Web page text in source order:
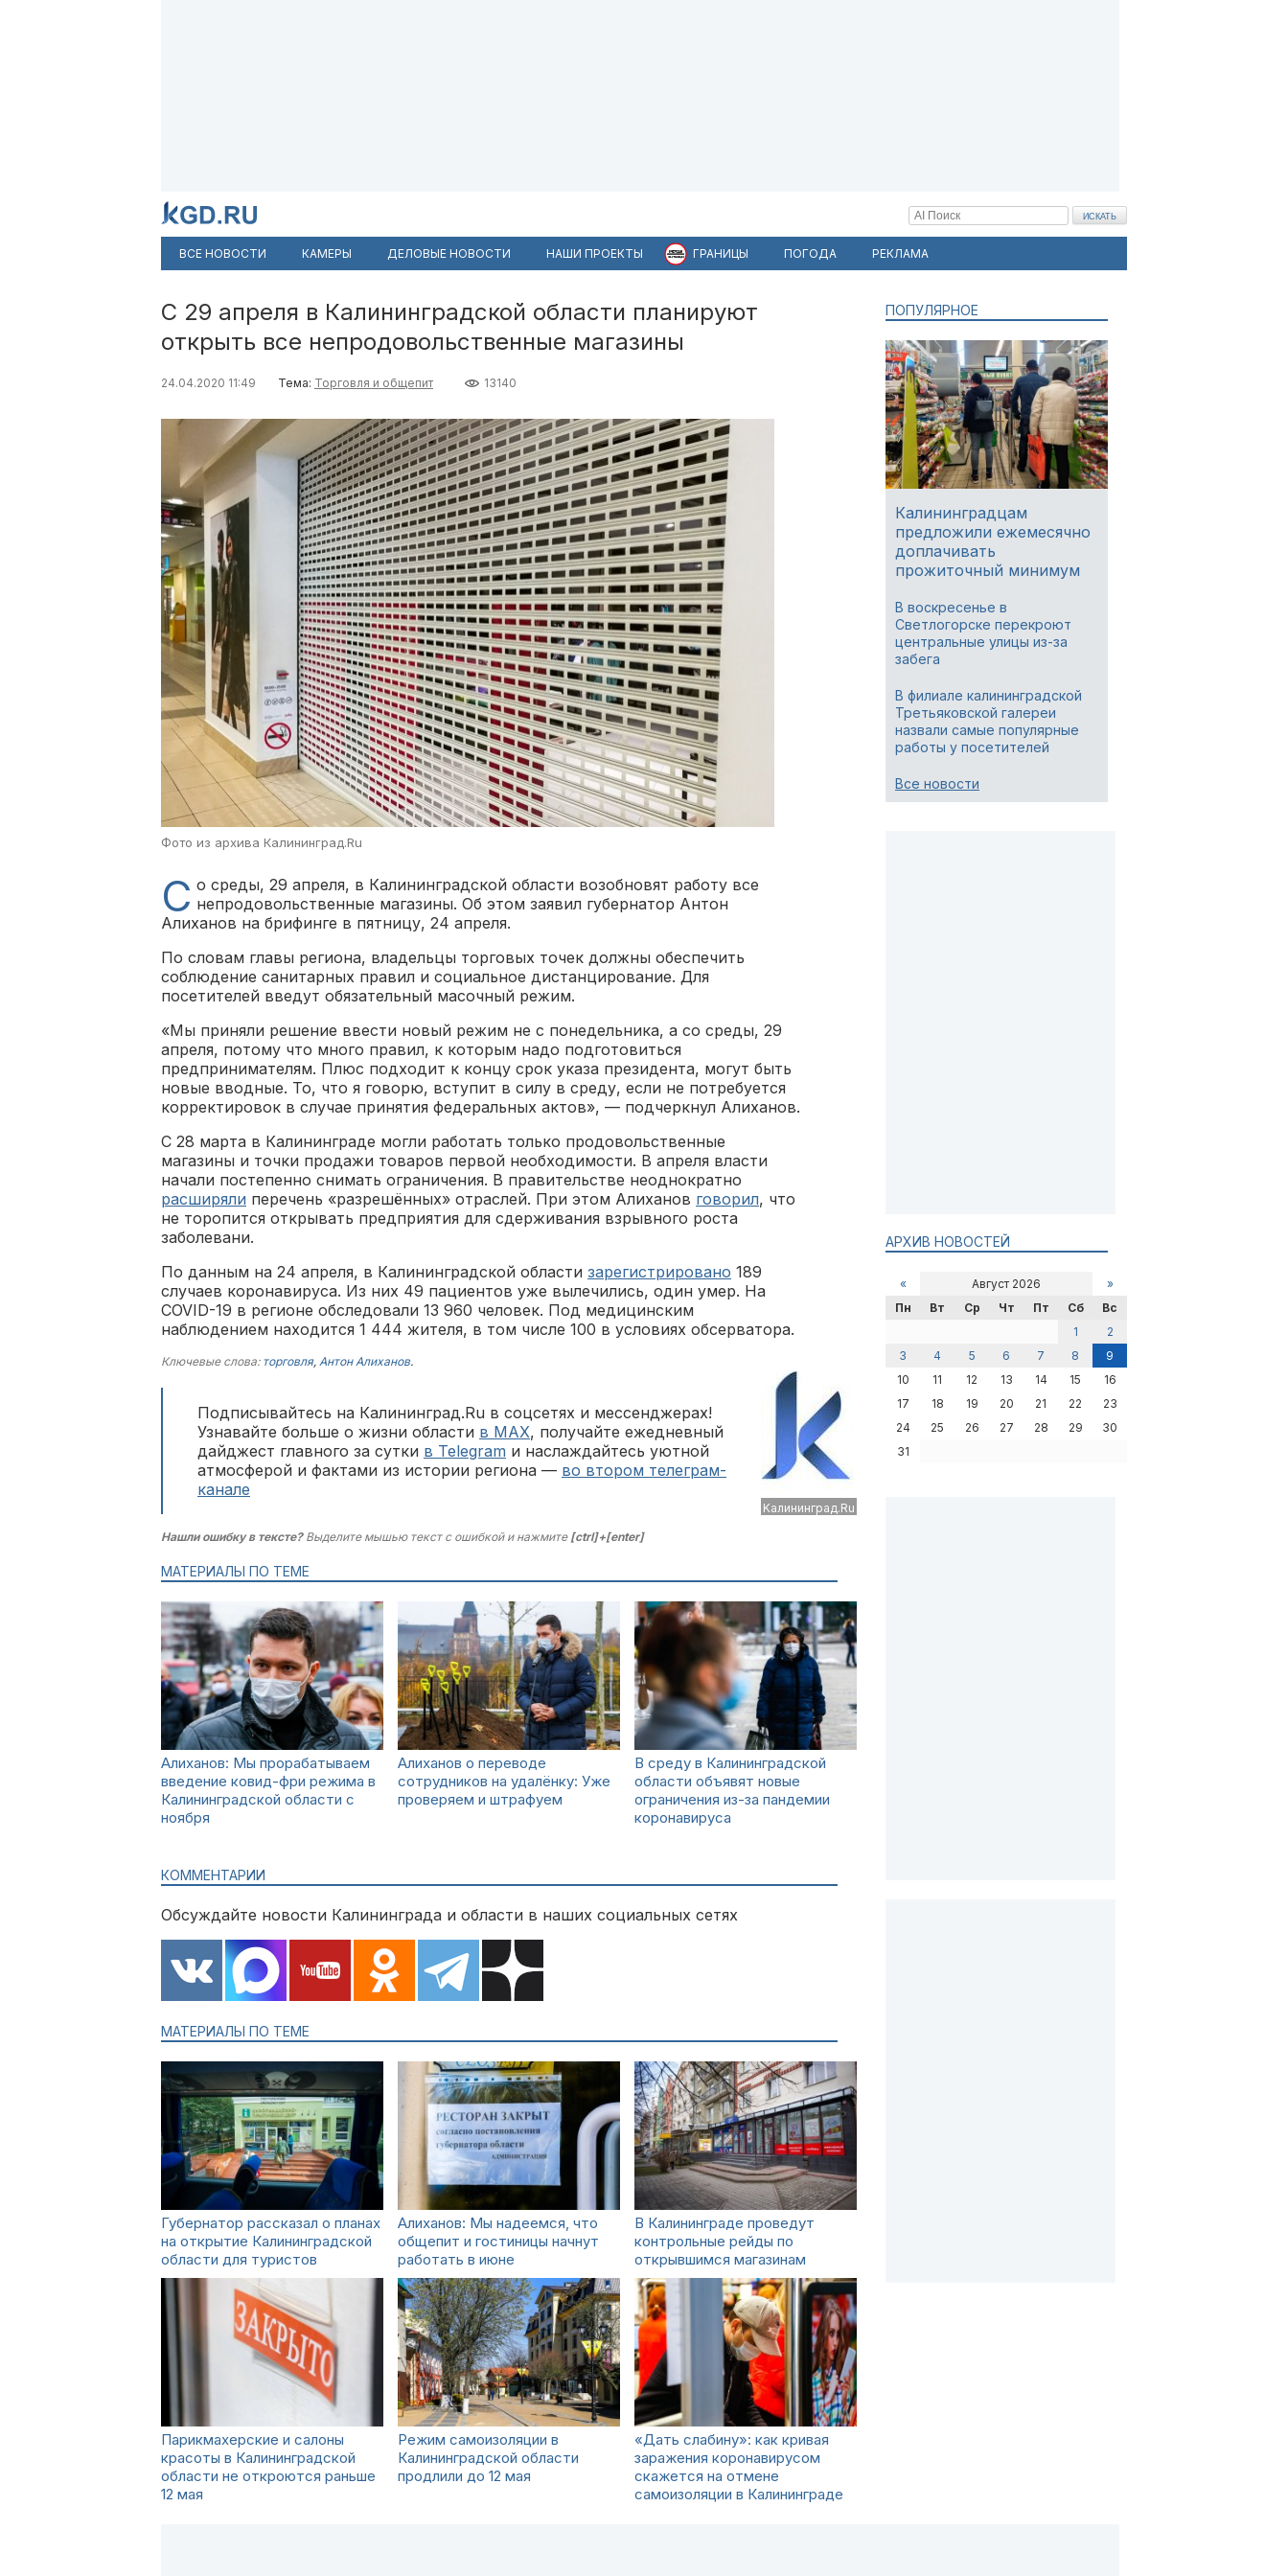
ВСЕ НОВОСТИ КАМЕРЫ ДЕЛОВЫЕ НОВОСТИ НАШИ ПРОЕКТЫ ГРАНИЦЫ ПОГОДА РЕКЛАМА
С 29 апреля в Калининградской области планируют
открыть все непродовольственные магазины
24.04.2020 11:49 Тема: Торговля и общепит 13140
Фото из архива Калининград.Ru
С о среды, 29 апреля, в Калининградской области возобновят работу все
непродовольственные магазины. Об этом заявил губернатор Антон
Алиханов на брифинге в пятницу, 24 апреля.
По словам главы региона, владельцы торговых точек должны обеспечить
соблюдение санитарных правил и социальное дистанцирование. Для
посетителей введут обязательный масочный режим.
«Мы приняли решение ввести новый режим не с понедельника, а со среды, 29
апреля, потому что много правил, к которым надо подготовиться
предпринимателям. Плюс подходит к концу срок указа президента, могут быть
новые вводные. То, что я говорю, вступит в силу в среду, если не потребуется
корректировок в случае принятия федеральных актов», — подчеркнул Алиханов.
С 28 марта в Калининграде могли работать только продовольственные
магазины и точки продажи товаров первой необходимости. В апреля власти
начали постепенно снимать ограничения. В правительстве неоднократно
расширяли перечень «разрешённых» отраслей. При этом Алиханов говорил, что
не торопится открывать предприятия для сдерживания взрывного роста
заболевани.
По данным на 24 апреля, в Калининградской области зарегистрировано 189
случаев коронавируса. Из них 49 пациентов уже вылечились, один умер. На
COVID-19 в регионе обследовали 13 960 человек. Под медицинским
наблюдением находится 1 444 жителя, в том числе 100 в условиях обсерватора.
Kaлининград.Ru
Ключевые слова: торговля, Антон Алиханов.
Подписывайтесь на Калининград.Ru в соцсетях и мессенджерах!
Узнавайте больше о жизни области в MAX, получайте ежедневный
дайджест главного за сутки в Telegram и наслаждайтесь уютной
атмосферой и фактами из истории региона — во втором телеграм-
канале
Нашли ошибку в тексте?Выделите мышью текст с ошибкой и нажмите [ctrl]+[enter]
МАТЕРИАЛЫ ПО ТЕМЕ
Алиханов: Мы прорабатываем
введение ковид-фри режима в
Калининградской области с
ноября
Алиханов о переводе
сотрудников на удалёнку: Уже
проверяем и штрафуем
В среду в Калининградской
области объявят новые
ограничения из-за пандемии
коронавируса
КОММЕНТАРИИ
Обсуждайте новости Калининграда и области в наших социальных сетях
МАТЕРИАЛЫ ПО ТЕМЕ
Губернатор рассказал о планах
на открытие Калининградской
области для туристов
Алиханов: Мы надеемся, что
общепит и гостиницы начнут
работать в июне
В Калининграде проведут
контрольные рейды по
открывшимся магазинам
Парикмахерские и салоны
красоты в Калининградской
области не откроются раньше
12 мая
Режим самоизоляции в
Калининградской области
продлили до 12 мая
«Дать слабину»: как кривая
заражения коронавирусом
скажется на отмене
самоизоляции в Калининграде
ПОПУЛЯРНОЕ
Калининградцам
предложили ежемесячно
доплачивать
прожиточный минимум
В воскресенье в
Светлогорске перекроют
центральные улицы из-за
забега
В филиале калининградской
Третьяковской галереи
назвали самые популярные
работы у посетителей
Все новости
АРХИВ НОВОСТЕЙ
« Август 2026
»
Пн
Вт Ср Чт Пт Сб
Вс
1
2
3
4 5 6 7 8
9
10
11 12 13 14 15
16
17
18 19 20 21 22
23
24
25 26 27 28 29
30
31